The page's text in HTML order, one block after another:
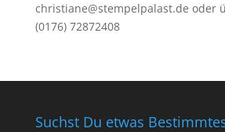
christiane@stempelpalast.de oder
(0176) 72872408
Suchst Du etwas